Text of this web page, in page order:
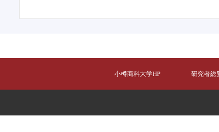
小樽商科大学HP 研究者総